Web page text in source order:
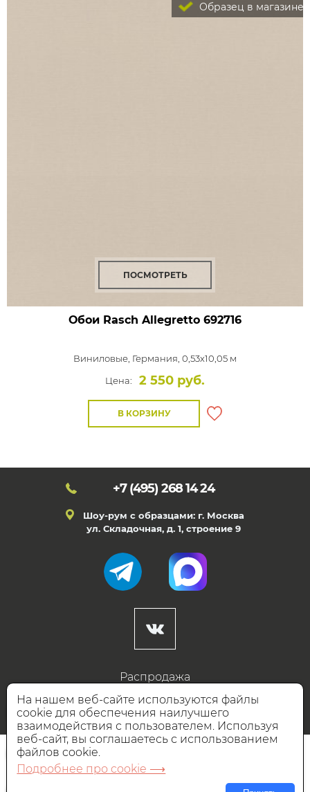
Образец в магазине
ПОСМОТРЕТЬ
Обои Rasch Allegretto 692716
Виниловые, Германия, 0,53x10,05 м
Цена:
2 550 руб.
В КОРЗИНУ
+7 (495) 268 14 24
Шоу-рум с образцами: г. Москва
ул. Складочная, д. 1, строение 9
Распродажа
Готовые дизайны
Дизайнерам
НАШИ ПАРТНЁРЫ
На нашем веб-сайте используются файлы
cookie для обеспечения наилучшего
взаимодействия с пользователем. Используя
веб-сайт, вы соглашаетесь с использованием
файлов cookie.
Подробнее про cookie ⟶